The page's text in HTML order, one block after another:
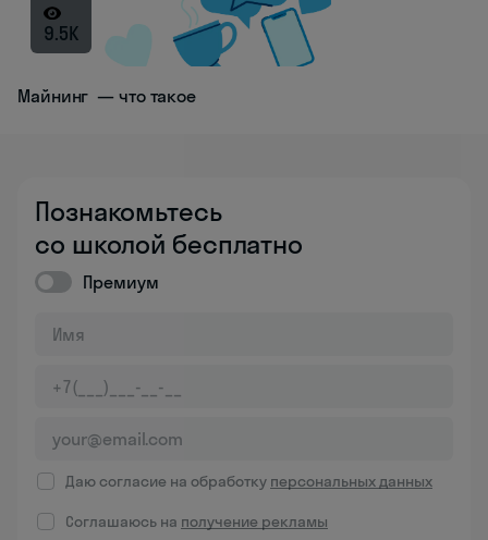
9.5K
Майнинг — что такое
Познакомьтесь
со школой бесплатно
Премиум
Даю согласие на обработку персональных данных
Соглашаюсь на получение рекламы